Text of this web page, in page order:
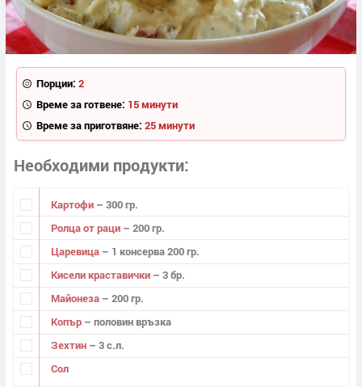
Порции: 2
Време за готвене: 15 минути
Време за приготвяне: 25 минути
Необходими продукти
Картофи – 300 гр.
Ролца от раци – 200 гр.
Царевица – 1 консерва 200 гр.
Кисели краставички – 3 бр.
Майонеза – 200 гр.
Копър – половин връзка
Зехтин – 3 с.л.
Сол